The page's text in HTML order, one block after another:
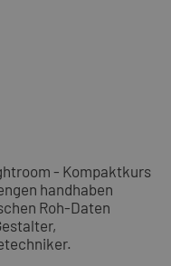
- Kompaktkurs
handhaben
Roh-Daten